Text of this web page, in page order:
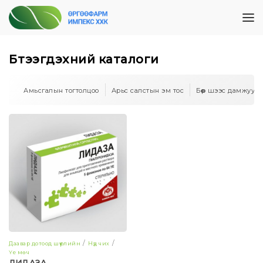
Бүтээгдэхүүний каталоги
Амьсгалын тогтолцоо Арьс салстын эм тос Бөөр шээс
Даавар дотоод шүүрлийн
Нүд чих
Үе мөч